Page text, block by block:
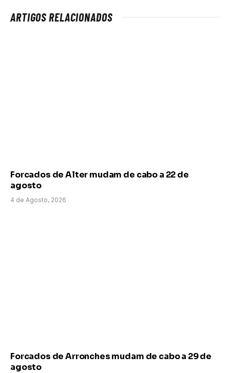
ARTIGOS RELACIONADOS
Forcados de Alter mudam de cabo a 22 de
agosto
4 de Agosto, 2026
Forcados de Arronches mudam de cabo a 29 de
agosto